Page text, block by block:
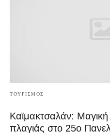
ΤΟΥΡΙΣΜΟΣ
Καϊμακτσαλάν:
πλαγιάς στο 25ο